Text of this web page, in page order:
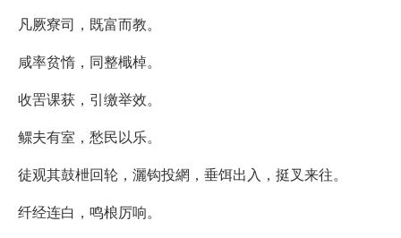
凡厥寮司，既富而教。
咸率贫惰，同整檝棹。
收罟课获，引缴举效。
鳏夫有室，愁民以乐。
徒观其鼓枻回轮，灑钩投網，垂饵出入，挺叉来往。
纤经连白，鸣桹厉响。